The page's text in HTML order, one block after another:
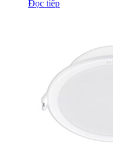
Đọc tiếp